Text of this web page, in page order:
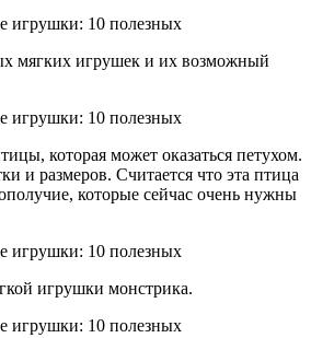
мягких игрушек и их возможный
которая может оказаться петухом.
и размеров. Считается что эта птица
которые сейчас очень нужны
игрушки монстрика.